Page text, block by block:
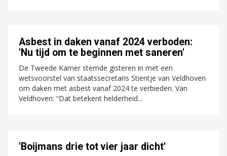
Asbest in daken vanaf 2024 verboden:
'Nu tijd om te beginnen met saneren'
De Tweede Kamer stemde gisteren in met een
wetsvoorstel van staatssecretaris Stientje van Veldhoven
om daken met asbest vanaf 2024 te verbieden. Van
Veldhoven: “Dat betekent helderheid...
'Boijmans drie tot vier jaar dicht'